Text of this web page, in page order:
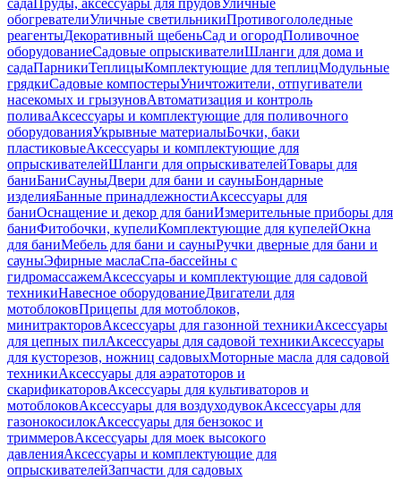
садаПруды, аксессуары для прудовУличные
обогревателиУличные светильникиПротивогололедные
реагентыДекоративный щебеньСад и огородПоливочное
оборудованиеСадовые опрыскивателиШланги для дома и
садаПарникиТеплицыКомплектующие для теплицМодульные
грядкиСадовые компостерыУничтожители, отпугиватели
насекомых и грызуновАвтоматизация и контроль
поливаАксессуары и комплектующие для поливочного
оборудованияУкрывные материалыБочки, баки
пластиковыеАксессуары и комплектующие для
опрыскивателейШланги для опрыскивателейТовары для
баниБаниСауныДвери для бани и сауныБондарные
изделияБанные принадлежностиАксессуары для
баниОснащение и декор для баниИзмерительные приборы для
баниФитобочки, купелиКомплектующие для купелейОкна
для баниМебель для бани и сауныРучки дверные для бани и
сауныЭфирные маслаСпа-бассейны с
гидромассажемАксессуары и комплектующие для садовой
техникиНавесное оборудованиеДвигатели для
мотоблоковПрицепы для мотоблоков,
минитракторовАксессуары для газонной техникиАксессуары
для цепных пилАксессуары для садовой техникиАксессуары
для кусторезов, ножниц садовыхМоторные масла для садовой
техникиАксессуары для аэратоторов и
скарификаторовАксессуары для культиваторов и
мотоблоковАксессуары для воздуходувокАксессуары для
газонокосилокАксессуары для бензокос и
триммеровАксессуары для моек высокого
давленияАксессуары и комплектующие для
опрыскивателейЗапчасти для садовых